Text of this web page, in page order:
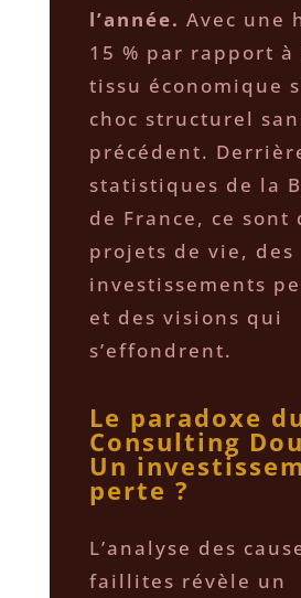
l’année. Avec une
15 % par rapport à
tissu économique
choc structurel
précédent.
statistiques de la
de France, ce sont
projets de vie, des
investissements
et des visions qui
s’effondrent.
Le paradoxe
Consulting
Un
perte ?
​L’analyse des
faillites révèle un